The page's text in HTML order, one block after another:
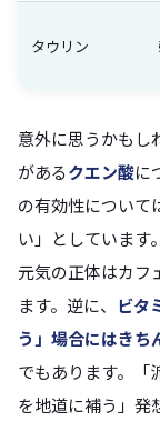
タウリン
意外に思うかもし
があるクエン酸に
の有効性について
い」としています。
元気の正体はカフ
ます。逆に、 ビタ
う」場合にはきち
でもあります。「
を地道に補う」発